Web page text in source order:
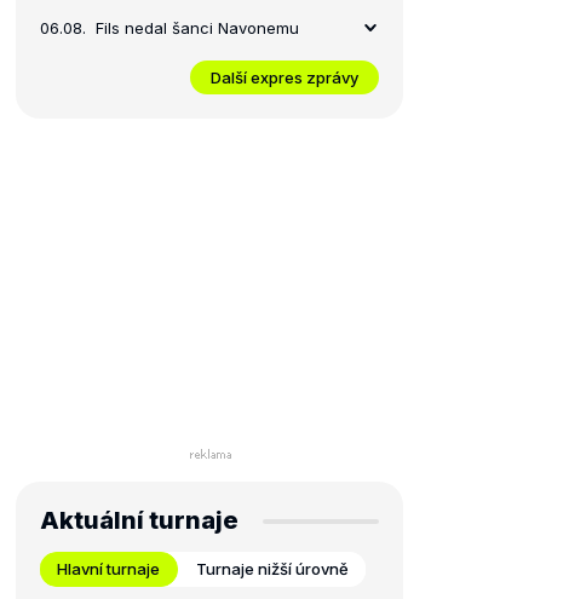
06.08. Fils nedal šanci Navonemu
Další expres zprávy
Aktuální turnaje
Hlavní turnaje Turnaje nižší úrovně